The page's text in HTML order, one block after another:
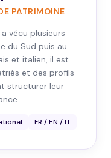
PATRIMOINE
a vécu plusieurs
du Sud puis au
et italien, il est
et des profils
structurer leur
FR / EN / IT